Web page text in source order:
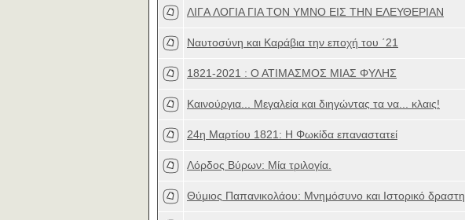
ΛIΓA ΛOΓIA ΓIA TOΝ YMNO EIΣ THN ΕΛΕΥΘΕΡΙΑΝ
Ναυτοσύνη και Καράβια την εποχή του ΄21
1821-2021 : Ο ΑΤΙΜΑΣΜΟΣ ΜΙΑΣ ΦΥΛΗΣ
Καινούργια... Μεγαλεία και διηγώντας τα να... κλαις!
24η Μαρτίου 1821: Η Φωκίδα επαναστατεί
Λόρδος Βύρων: Μία τριλογία.
Θύμιος Παπανικολάου: Μνημόσυνο και Ιστορικό